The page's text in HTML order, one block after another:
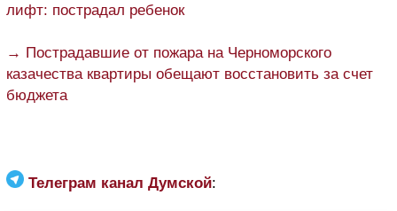
лифт: пострадал ребенок
→ Пострадавшие от пожара на Черноморского
казачества квартиры обещают восстановить за счет
бюджета
Телеграм канал Думской: